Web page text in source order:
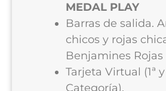
MEDAL PLAY
Barras de salida.
chicos y rojas
Benjamines Rojas
Tarjeta Virtual (1ª y
Categoría).